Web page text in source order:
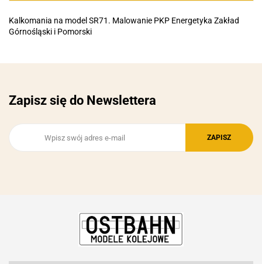
Kalkomania na model SR71. Malowanie PKP Energetyka Zakład
Górnośląski i Pomorski
Zapisz się do Newslettera